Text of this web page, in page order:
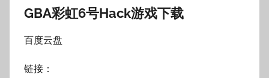
GBA彩虹6号Hack游戏下载
百度云盘
链接：